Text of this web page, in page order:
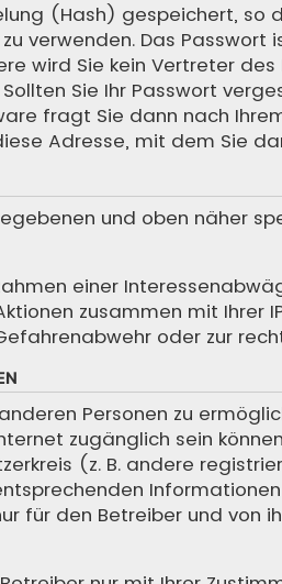
(Hash) gespeichert, so
verwenden. Das Passwort
wird Sie kein Vertreter
Sie Ihr Passwort
fragt Sie dann nach
Adresse, mit dem Sie
und oben näher
einer
zusammen mit
oder zur
Personen zu
zugänglich sein
(z. B. andere
für den Betreiber und